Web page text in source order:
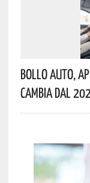
Bollo Auto,
Cambia Dal